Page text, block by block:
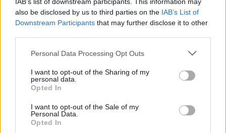
also be disclosed by us to third parties on the IAB’s List of
Downstream Participants that may further disclose it to other
Personal Data Processing Opt Outs
I want to opt-out of the Sharing of my
personal data.
Opted In
I want to opt-out of the Sale of my
Personal Data.
Opted In
fenntarthatóság területén? Akkor jó helyen jársz!
KAPCSOLÓDÓ CIKKEK TÖBB A SZERZŐTŐL
München csak most érte utol
sorozatgyártása